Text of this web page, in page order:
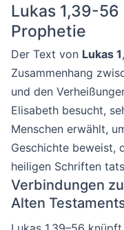
Lukas 1,39-
Prophetie
Der Text von Lukas 1,
Zusammenhang
und den
Elisabeth besucht,
Menschen erwählt,
Geschichte beweist,
heiligen Schriften
Verbindungen
Alten